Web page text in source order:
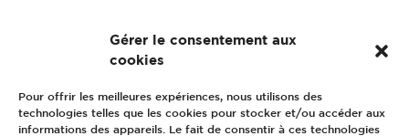
Gérer le consentement aux
cookies
Pour offrir les meilleures expériences, nous utilisons des
technologies telles que les cookies pour stocker et/ou accéder aux
informations des appareils. Le fait de consentir à ces technologies
Façonnier d’univers responsable au service d’un luxe
• Téléchargez notre rapport RSE 2026